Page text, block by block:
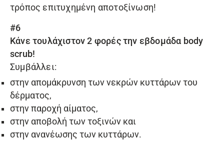
τρόπος επιτυχημένη αποτοξίνωση!
#6
Κάνε τουλάχιστον 2 φορές την εβδομάδα body
scrub!
Συμβάλλει:
στην απομάκρυνση των νεκρών κυττάρων του
δέρματος,
στην παροχή αίματος,
στην αποβολή των τοξινών και
στην ανανέωσης των κυττάρων.